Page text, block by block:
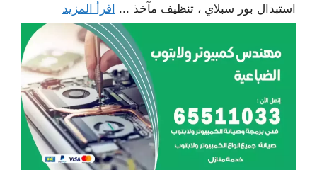
استبدال بور سبلاي ، تنظيف مآخذ ... اقرأ المزيد